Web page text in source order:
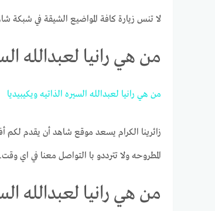
لا تنس زيارة كافة المواضيع الشيقة في شبكة
من هي رانيا لعبدالله
من هي رانيا لعبدالله السيره الذاتيه ويكيبيديا
زائرينا الكرام يسعد موقع شاهد أن يقدم لكم
المطروحه ولا تترددو با التواصل معنا في اي وقت.
من هي رانيا لعبدالله